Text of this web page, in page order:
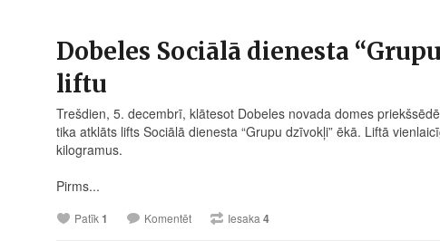
Dobeles Sociālā dienesta
liftu
Trešdien, 5. decembrī, klātesot Dobeles novada domes
tika atklāts lifts Sociālā dienesta “Grupu dzīvokļi” ēkā. Liftā
kilogramus.
Pirms...
Patīk1 Komentēt Iesaka 4